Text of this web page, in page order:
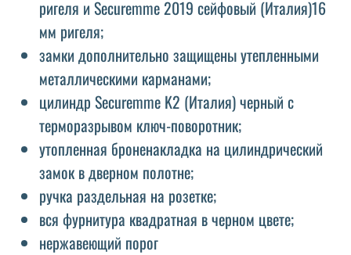
ригеля и Securemme 2019 сейфовый (Италия)16
мм ригеля;
замки дополнительно защищены утепленными
металлическими карманами;
цилиндр Securemme K2 (Италия) черный с
терморазрывом ключ-поворотник;
утопленная броненакладка на цилиндрический
замок в дверном полотне;
ручка раздельная на розетке;
вся фурнитура квадратная в черном цвете;
нержавеющий порог